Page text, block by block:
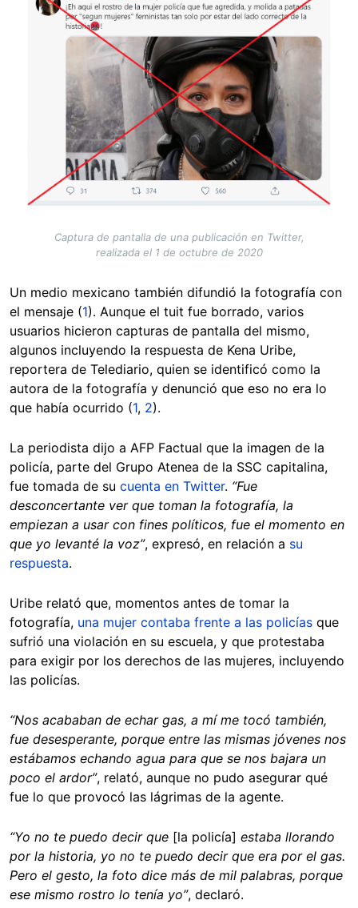
Captura de pantalla de una publicación en Twitter,
realizada el 1 de octubre de 2020
Un medio mexicano también difundió la fotografía con
el mensaje (1). Aunque el tuit fue borrado, varios
usuarios hicieron capturas de pantalla del mismo,
algunos incluyendo la respuesta de Kena Uribe,
reportera de Telediario, quien se identificó como la
autora de la fotografía y denunció que eso no era lo
que había ocurrido (1, 2).
La periodista dijo a AFP Factual que la imagen de la
policía, parte del Grupo Atenea de la SSC capitalina,
fue tomada de su cuenta en Twitter. “Fue
desconcertante ver que toman la fotografía, la
empiezan a usar con fines políticos, fue el momento en
que yo levanté la voz”, expresó, en relación a su
respuesta.
Uribe relató que, momentos antes de tomar la
fotografía, una mujer contaba frente a las policías que
sufrió una violación en su escuela, y que protestaba
para exigir por los derechos de las mujeres, incluyendo
las policías.
“Nos acababan de echar gas, a mí me tocó también,
fue desesperante, porque entre las mismas jóvenes nos
estábamos echando agua para que se nos bajara un
poco el ardor”, relató, aunque no pudo asegurar qué
fue lo que provocó las lágrimas de la agente.
“Yo no te puedo decir que [la policía] estaba llorando
por la historia, yo no te puedo decir que era por el gas.
Pero el gesto, la foto dice más de mil palabras, porque
ese mismo rostro lo tenía yo”, declaró.